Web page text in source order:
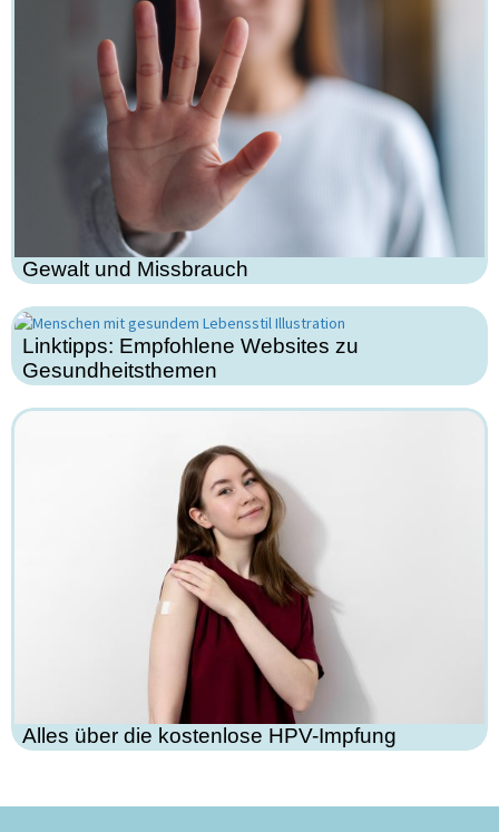
Gewalt und Missbrauch
Linktipps: Empfohlene Websites zu
Gesundheitsthemen
Alles über die kostenlose HPV-Impfung